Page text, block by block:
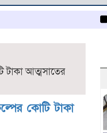
টাকা আত্মসাতের
কোটি টাকা